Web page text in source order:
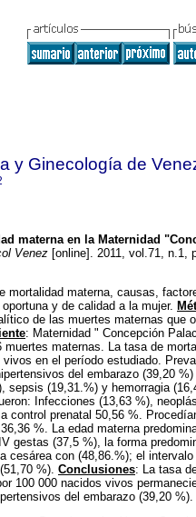
y Ginecología de
materna en la Maternidad
Venez [online]. 2011, vol.71, n.1,
mortalidad materna, causas,
y de calidad a la mujer.
de las muertes maternas que
: Maternidad " Concepción
muertes maternas. La tasa de
en el período estudiado.
del embarazo (39,20
sepsis (19,31.%) y hemorragia
Infecciones (13,63 %),
control prenatal 50,56 %.
%. La edad materna
gestas (37,5 %), la forma
cesárea con (48,86.%); el
%). Conclusiones: La tasa
100 000 nacidos vivos
del embarazo (39,20 %).